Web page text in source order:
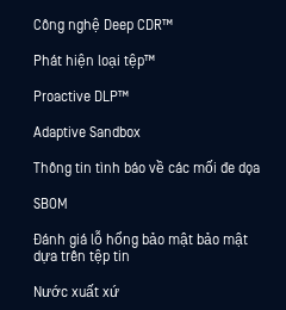
Công nghệ Deep CDR™
Phát hiện loại tệp™
Proactive DLP™
Adaptive Sandbox
Thông tin tình báo về các mối đe dọa
SBOM
Đánh giá lỗ hổng bảo mật bảo mật
dựa trên tệp tin
Nước xuất xứ